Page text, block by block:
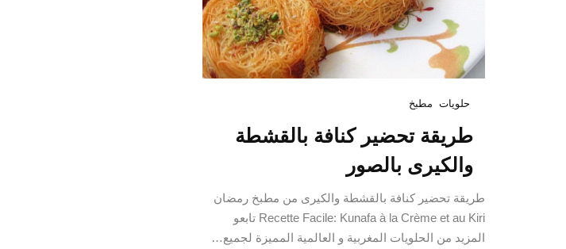
حلويات مطبخ
طريقة تحضير كنافة بالقشطة
والكيرى بالصور
طريقة تحضير كنافة بالقشطة والكيرى من مطبخ رمضان
Recette Facile: Kunafa à la Crème et au Kiri تابعو
المزيد من الحلويات المغربية و العالمية المميزة لجميع…